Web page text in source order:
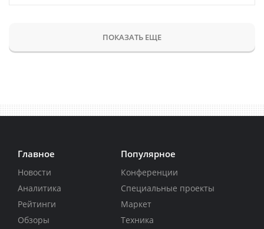
ПОКАЗАТЬ ЕЩЕ
Главное
Новости
Аналитика
Рейтинги
Обзоры
Популярное
Конференции
Специальные проекты
Маркет
Техника